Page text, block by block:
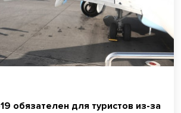
обязателен для туристов из-за